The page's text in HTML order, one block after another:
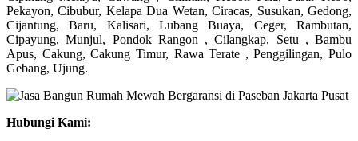
Pekayon, Cibubur, Kelapa Dua Wetan, Ciracas, Susukan, Gedong,
Cijantung, Baru, Kalisari, Lubang Buaya, Ceger, Rambutan,
Cipayung, Munjul, Pondok Rangon , Cilangkap, Setu , Bambu
Apus, Cakung, Cakung Timur, Rawa Terate , Penggilingan, Pulo
Gebang, Ujung.
Hubungi Kami: